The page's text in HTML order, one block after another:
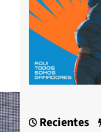
Recientes